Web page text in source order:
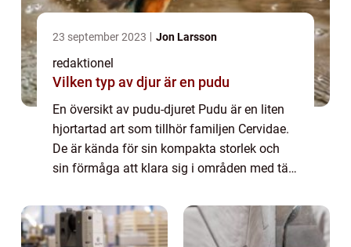
23 september 2023 Jon Larsson
redaktionel
Vilken typ av djur är en pudu
En översikt av pudu-djuret Pudu är en liten
hjortartad art som tillhör familjen Cervidae.
De är kända för sin kompakta storlek och
sin förmåga att klara sig i områden med tät
nationaldelikatess i vissa delar a...